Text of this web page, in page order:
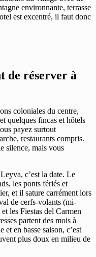
environnante, terrasse
est excentré, il faut donc
de réserver à
coloniales du centre,
quelques fincas et hôtels
payez surtout
restaurants compris.
silence, mais vous
c’est la date. Le
les ponts fériés et
et il sature carrément lors
de cerfs-volants (mi-
les Fiestas del Carmen
partent des mois à
en basse saison, c’est
plus doux en milieu de